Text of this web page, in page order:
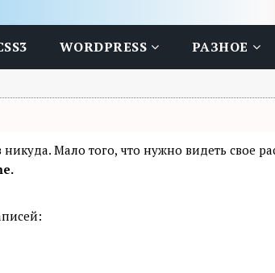
WORDPRESS РАЗНОЕ
никуда. Мало того, что нужно видеть свое